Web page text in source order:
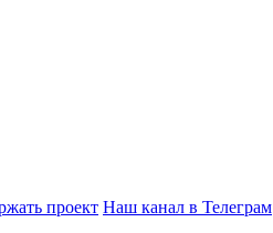
проект Наш канал в Телеграм